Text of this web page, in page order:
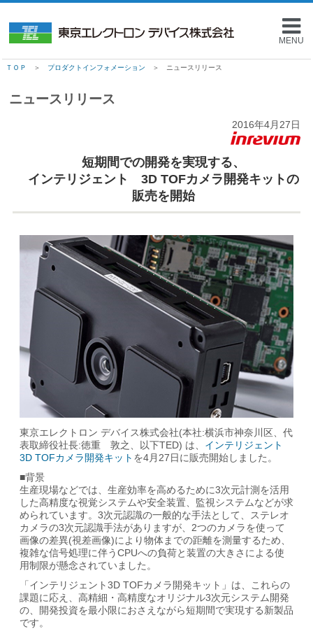
MENU
ＴＯＰ ＞ プロダクトインフォメーション ＞ ニュースリリース
ニュースリリース
2016年4月27日
短期間での開発を実現する、
インテリジェント 3D TOFカメラ開発キットの
販売を開始
東京エレクトロン デバイス株式会社(本社:横浜市神奈川区、代
表取締役社長:徳重 敦之、以下TED) は、 インテリジェント
3D TOFカメラ開発キット を4月27日に販売開始しました。
■背景
生産現場などでは、生産効率を高めるために3次元計測を活用
した高精度な視覚システムや安全装置、監視システムなどが求
められています。3次元認識の一般的な手法として、ステレオ
カメラの3次元認識手法がありますが、2つのカメラを使って
画像の差異(視差画像)により物体までの距離を測量するため、
複雑な信号処理に伴うCPUへの負荷と装置の大きさによる使
用制限が懸念されていました。
「インテリジェント3D TOFカメラ開発キット」は、これらの
課題に応え、高精細・高精度なオリジナル3次元システム開発
の、開発投資を最小限におさえながら短期間で実現する新製品
です。